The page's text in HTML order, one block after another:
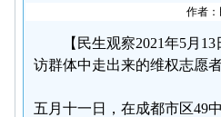
作者：
【民生观察2021年5月
访群体中走出来的维权志愿
五月十一日，在成都市区49